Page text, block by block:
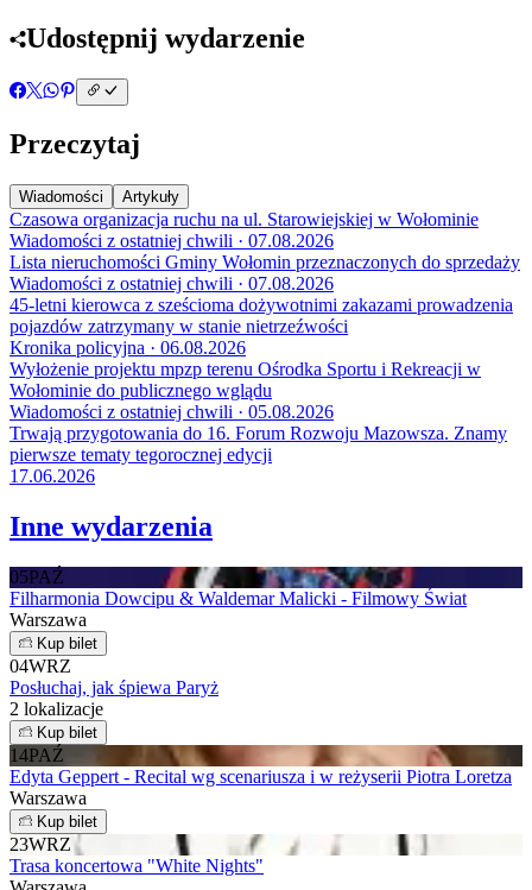
Udostępnij wydarzenie
Przeczytaj
Wiadomości Artykuły
Czasowa organizacja ruchu na ul. Starowiejskiej w Wołominie
Wiadomości z ostatniej chwili · 07.08.2026
Lista nieruchomości Gminy Wołomin przeznaczonych do sprzedaży
Wiadomości z ostatniej chwili · 07.08.2026
45-letni kierowca z sześcioma dożywotnimi zakazami prowadzenia
pojazdów zatrzymany w stanie nietrzeźwości
Kronika policyjna · 06.08.2026
Wyłożenie projektu mpzp terenu Ośrodka Sportu i Rekreacji w
Wołominie do publicznego wglądu
Wiadomości z ostatniej chwili · 05.08.2026
Trwają przygotowania do 16. Forum Rozwoju Mazowsza. Znamy
pierwsze tematy tegorocznej edycji
17.06.2026
Inne wydarzenia
05PAŹ
Filharmonia Dowcipu & Waldemar Malicki - Filmowy Świat
Warszawa
Kup bilet
04WRZ
Posłuchaj, jak śpiewa Paryż
2 lokalizacje
Kup bilet
14PAŹ
Edyta Geppert - Recital wg scenariusza i w reżyserii Piotra Loretza
Warszawa
Kup bilet
23WRZ
Trasa koncertowa "White Nights"